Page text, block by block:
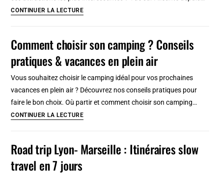
comment
CONTINUER LA LECTUREQuelques
raisons
de
Alicante
Comment choisir son camping ? Conseils
pratiques & vacances en plein air
Vous souhaitez choisir le camping idéal pour vos prochaines
vacances en plein air ? Découvrez nos conseils pratiques pour
faire le bon choix. Où partir et comment choisir son camping…
CONTINUER LA LECTUREComment
camping
Road trip Lyon- Marseille : Itinéraires slow
travel en 7 jours